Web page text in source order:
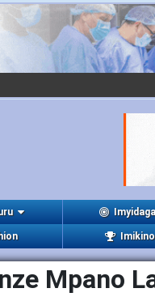
Imikino
Mpano